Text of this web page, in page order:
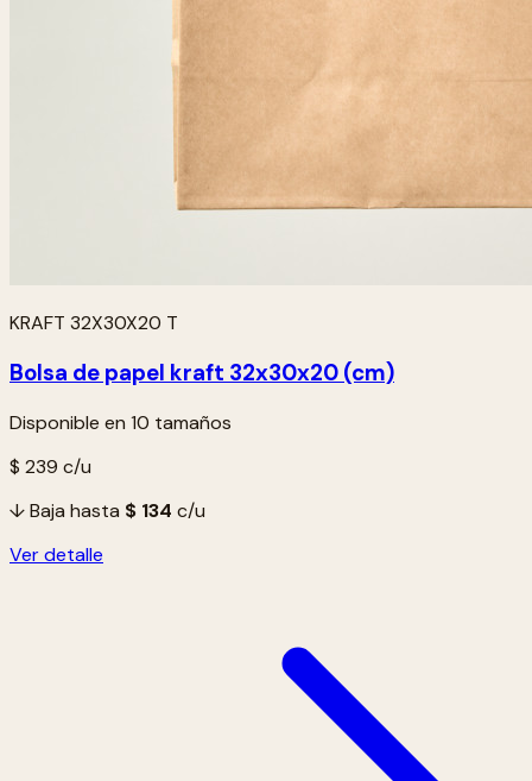
KRAFT 32X30X20 T
Bolsa de papel kraft 32x30x20 (cm)
Disponible en 10 tamaños
$ 239 c/u
↓ Baja hasta $ 134 c/u
Ver detalle